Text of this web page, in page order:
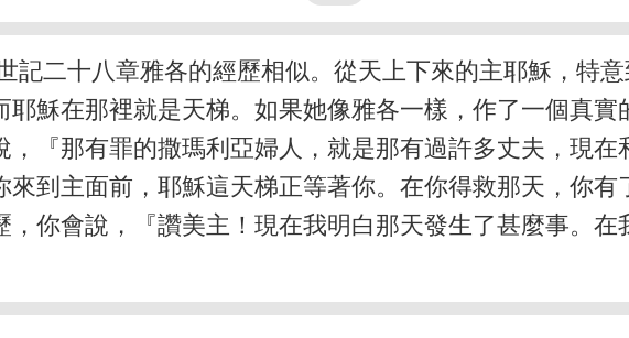
記二十八章雅各的經歷相似。從天上下來的主耶穌，特
穌在那裡就是天梯。如果她像雅各一樣，作了一個真實
『那有罪的撒瑪利亞婦人，就是那有過許多丈夫，現在
到主面前，耶穌這天梯正等著你。在你得救那天，你
你會說，『讚美主！現在我明白那天發生了甚麼事。